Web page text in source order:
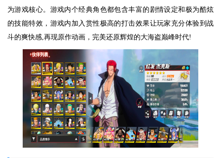
为游戏核心。游戏内个经典角色都包含丰富的剧情设定和极为酷炫
的技能特效，游戏内加入赏性极高的打击效果让玩家充分体验到战
斗的爽快感,再现原作动画，完美还原辉煌的大海盗巅峰时代!